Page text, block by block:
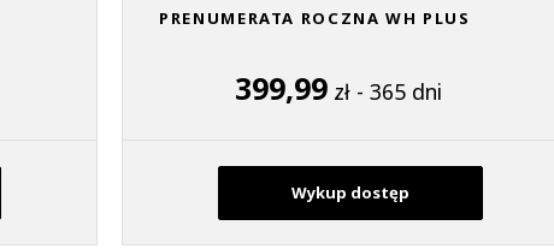
PRENUMERATA ROCZNA WH PLUS
399,99 zł - 365 dni
Wykup dostęp